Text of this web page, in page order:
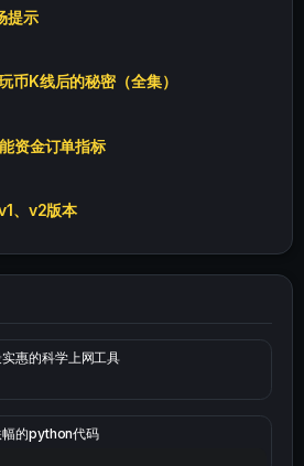
提示
币K线后的秘密（全集）
资金订单指标
、v2版本
惠的科学上网工具
幅的python代码